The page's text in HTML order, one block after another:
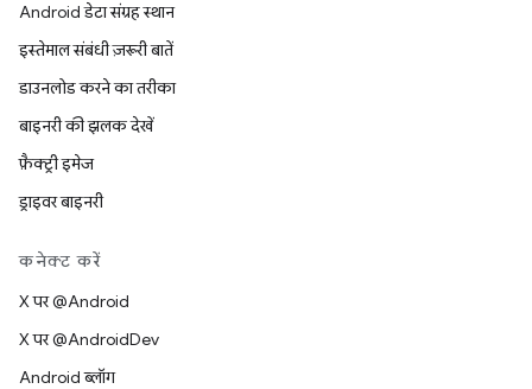
Android डेटा संग्रह स्थान
इस्तेमाल संबंधी ज़रूरी बातें
डाउनलोड करने का तरीका
बाइनरी की झलक देखें
फ़ैक्ट्री इमेज
ड्राइवर बाइनरी
कनेक्ट करें
X पर @Android
X पर @AndroidDev
Android ब्लॉग